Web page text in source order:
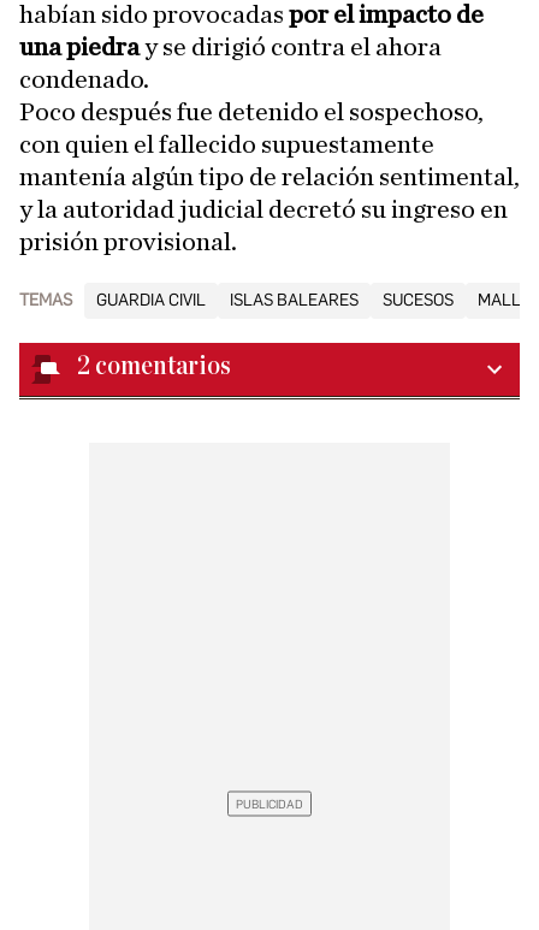
habían sido provocadas por el impacto de
una piedray se dirigió contra el ahora
condenado.
Poco después fue detenido el sospechoso,
con quien el fallecido supuestamente
mantenía algún tipo de relación sentimental,
y la autoridad judicial decretó su ingreso en
prisión provisional.
TEMAS GUARDIA CIVIL ISLAS BALEARES SUCESOS
2 comentarios